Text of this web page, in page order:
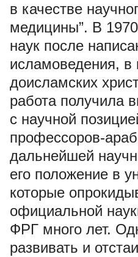
в качестве
медицины”. В
наук после
исламоведения, в
доисламских
работа получила
с научной
профессоров-
дальнейшей
его положение в
которые
официальной
ФРГ много лет.
развивать и